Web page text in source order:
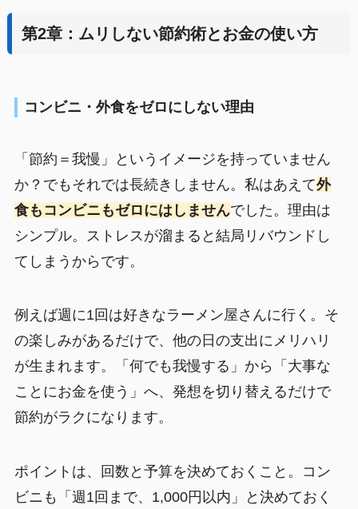
第2章：ムリしない節約術とお金の使い方
コンビニ・外食をゼロにしない理由
「節約＝我慢」というイメージを持っていません
か？でもそれでは長続きしません。私はあえて外
食もコンビニもゼロにはしませんでした。理由は
シンプル。ストレスが溜まると結局リバウンドし
てしまうからです。
例えば週に1回は好きなラーメン屋さんに行く。そ
の楽しみがあるだけで、他の日の支出にメリハリ
が生まれます。「何でも我慢する」から「大事な
ことにお金を使う」へ、発想を切り替えるだけで
節約がラクになります。
ポイントは、回数と予算を決めておくこと。コン
ビニも「週1回まで、1,000円以内」と決めておく